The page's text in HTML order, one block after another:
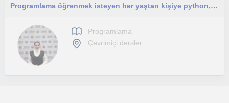
Programlama öğrenmek isteyen her yaştan kişiye python, java dilleri üzerinden nesne tabanlı programlamaya kadar öğretebilirim.
Programlama
Çevrimiçi dersler